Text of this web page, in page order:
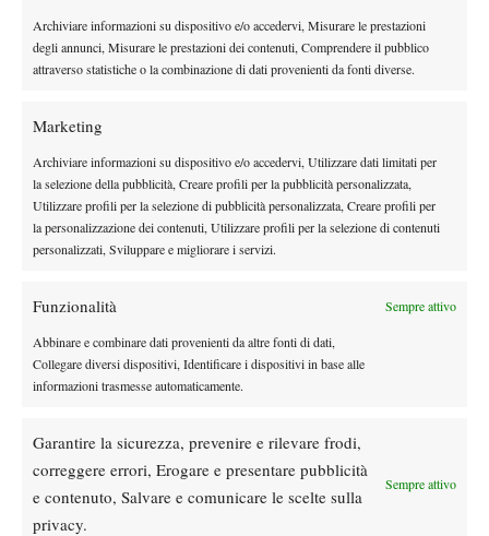
Archiviare informazioni su dispositivo e/o accedervi, Misurare le prestazioni
degli annunci, Misurare le prestazioni dei contenuti, Comprendere il pubblico
attraverso statistiche o la combinazione di dati provenienti da fonti diverse.
Marketing
Archiviare informazioni su dispositivo e/o accedervi, Utilizzare dati limitati per
la selezione della pubblicità, Creare profili per la pubblicità personalizzata,
Utilizzare profili per la selezione di pubblicità personalizzata, Creare profili per
la personalizzazione dei contenuti, Utilizzare profili per la selezione di contenuti
personalizzati, Sviluppare e migliorare i servizi.
Funzionalità Sempre attivo
Abbinare e combinare dati provenienti da altre fonti di dati,
Collegare diversi dispositivi, Identificare i dispositivi in base alle
informazioni trasmesse automaticamente.
Garantire la sicurezza, prevenire e rilevare frodi,
correggere errori, Erogare e presentare pubblicità
e contenuto, Salvare e comunicare le scelte sulla
privacy.
Sempre attivo
due set.Arévaloha superatoGilberto Casucci6-2 6-1 e, in
coppia conMattia Ricci, ha vinto anche il doppio 6-3 6-4
GIRONE 3
Tc Sinalunga – Eur Sporting Club 1-5
Un’altra sconfitta per il TC Sinalunga, ex campione del 2022,
battuto in casa per 5-1 dall’ Eur Sporting Club. Gli ospiti romani
conquistano così una vittoria importante che vale il secondo
giovaneDe Marchi
6-2 6-4, mentre l’unico punto per i toscani è
termine di un match combattuto.
Tc Rungg – Ct Massa Lombarda 1-5
Massa Lombarda, che con il
5-1 sul TC Rungg conquista l’accesso alle Final Four nel il
Girone 3 a quota13 punti. Tra i protagonisti Francesco Forti,
vincitore su